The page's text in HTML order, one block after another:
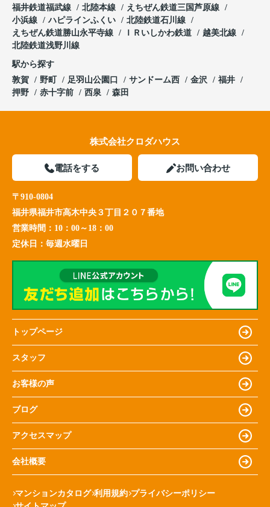
福井鉄道福武線
北陸本線
えちぜん鉄道三国芦原線
小浜線
ハピラインふくい
北陸鉄道石川線
えちぜん鉄道勝山永平寺線
ＩＲいしかわ鉄道
越美北線
北陸鉄道浅野川線
駅から探す
敦賀
野町 足羽山公園口 サンドーム西 金沢
福井
押野
赤十字前 西泉 森田
株式会社クロダハウス
電話をする お問い合わせ
〒910-0804
福井県福井市高木中央３丁目２０７番地
営業時間： 10：00～18：00
定休日： 毎週水曜日
トップページ
スタッフ
お客様の声
ブログ
アクセスマップ
会社概要
マンションカタログ 利用規約 プライバシーポリシー